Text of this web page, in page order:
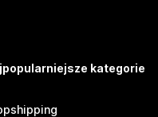
kategorie